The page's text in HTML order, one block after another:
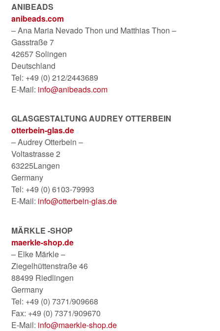
ANIBEADS
anibeads.com
– Ana Maria Nevado Thon und Matthias Thon –
Gasstraße 7
42657 Solingen
Deutschland
Tel: +49 (0) 212/2443689
E-Mail: info@anibeads.com
GLASGESTALTUNG AUDREY OTTERBEIN
otterbein-glas.de
– Audrey Otterbein –
Voltastrasse 2
63225Langen
Germany
Tel: +49 (0) 6103-79993
E-Mail: info@otterbein-glas.de
MÄRKLE -SHOP
maerkle-shop.de
– Elke Märkle –
Ziegelhüttenstraße 46
88499 Riedlingen
Germany
Tel: +49 (0) 7371/909668
Fax: +49 (0) 7371/909670
E-Mail: info@maerkle-shop.de